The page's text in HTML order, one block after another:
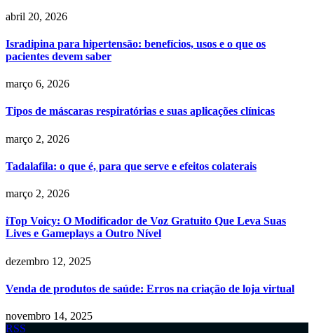
abril 20, 2026
Isradipina para hipertensão: benefícios, usos e o que os
pacientes devem saber
março 6, 2026
Tipos de máscaras respiratórias e suas aplicações clínicas
março 2, 2026
Tadalafila: o que é, para que serve e efeitos colaterais
março 2, 2026
iTop Voicy: O Modificador de Voz Gratuito Que Leva Suas
Lives e Gameplays a Outro Nível
dezembro 12, 2025
Venda de produtos de saúde: Erros na criação de loja virtual
novembro 14, 2025
RSS